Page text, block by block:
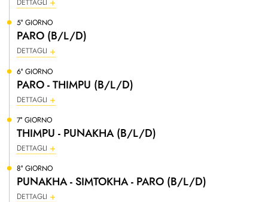
DETTAGLI
5° GIORNO
PARO (B/L/D)
DETTAGLI
6° GIORNO
PARO - THIMPU (B/L/D)
DETTAGLI
7° GIORNO
THIMPU - PUNAKHA (B/L/D)
DETTAGLI
8° GIORNO
PUNAKHA - SIMTOKHA - PARO (B/L/D)
DETTAGLI